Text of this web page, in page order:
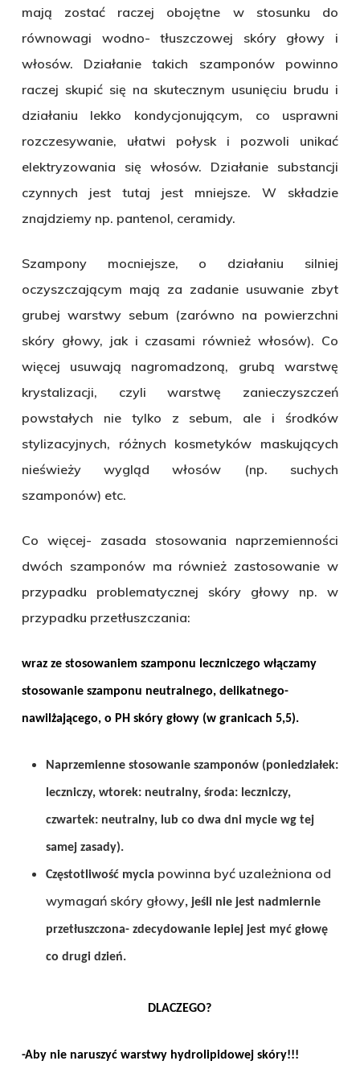
mają zostać raczej obojętne w stosunku do
równowagi wodno- tłuszczowej skóry głowy i
włosów. Działanie takich szamponów powinno
raczej skupić się na skutecznym usunięciu brudu i
działaniu lekko kondycjonującym, co usprawni
rozczesywanie, ułatwi połysk i pozwoli unikać
elektryzowania się włosów. Działanie substancji
czynnych jest tutaj jest mniejsze. W składzie
znajdziemy np. pantenol, ceramidy.
Szampony mocniejsze, o działaniu silniej
oczyszczającym mają za zadanie usuwanie zbyt
grubej warstwy sebum (zarówno na powierzchni
skóry głowy, jak i czasami również włosów). Co
więcej usuwają nagromadzoną, grubą warstwę
krystalizacji, czyli warstwę zanieczyszczeń
powstałych nie tylko z sebum, ale i środków
stylizacyjnych, różnych kosmetyków maskujących
nieświeży wygląd włosów (np. suchych
szamponów) etc.
Co więcej- zasada stosowania naprzemienności
dwóch szamponów ma również zastosowanie w
przypadku problematycznej skóry głowy np. w
przypadku przetłuszczania:
wraz ze stosowaniem szamponu leczniczego włączamy
stosowanie szamponu neutralnego, delikatnego-
nawilżającego, o PH skóry głowy (w granicach 5,5).
Naprzemienne stosowanie szamponów (poniedziałek:
leczniczy, wtorek: neutralny, środa: leczniczy,
czwartek: neutralny, lub co dwa dni mycie wg tej
samej zasady).
Częstotliwość mycia powinna być uzależniona od
wymagań skóry głowy, jeśli nie jest nadmiernie
przetłuszczona- zdecydowanie lepiej jest myć głowę
co drugi dzień.
DLACZEGO?
-Aby nie naruszyć warstwy hydrolipidowej skóry!!!